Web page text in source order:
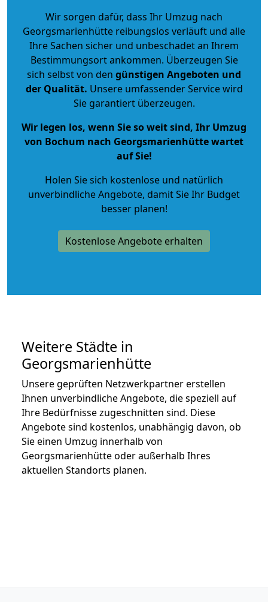
Wir sorgen dafür, dass Ihr Umzug nach
Georgsmarienhütte reibungslos verläuft und alle
Ihre Sachen sicher und unbeschadet an Ihrem
Bestimmungsort ankommen. Überzeugen Sie
sich selbst von den günstigen Angeboten und
der Qualität. Unsere umfassender Service wird
Sie garantiert überzeugen.
Wir legen los, wenn Sie so weit sind, Ihr Umzug
von Bochum nach Georgsmarienhütte wartet
auf Sie!
Holen Sie sich kostenlose und natürlich
unverbindliche Angebote, damit Sie Ihr Budget
besser planen!
Kostenlose Angebote erhalten
Weitere Städte in
Georgsmarienhütte
Unsere geprüften Netzwerkpartner erstellen
Ihnen unverbindliche Angebote, die speziell auf
Ihre Bedürfnisse zugeschnitten sind. Diese
Angebote sind kostenlos, unabhängig davon, ob
Sie einen Umzug innerhalb von
Georgsmarienhütte oder außerhalb Ihres
aktuellen Standorts planen.